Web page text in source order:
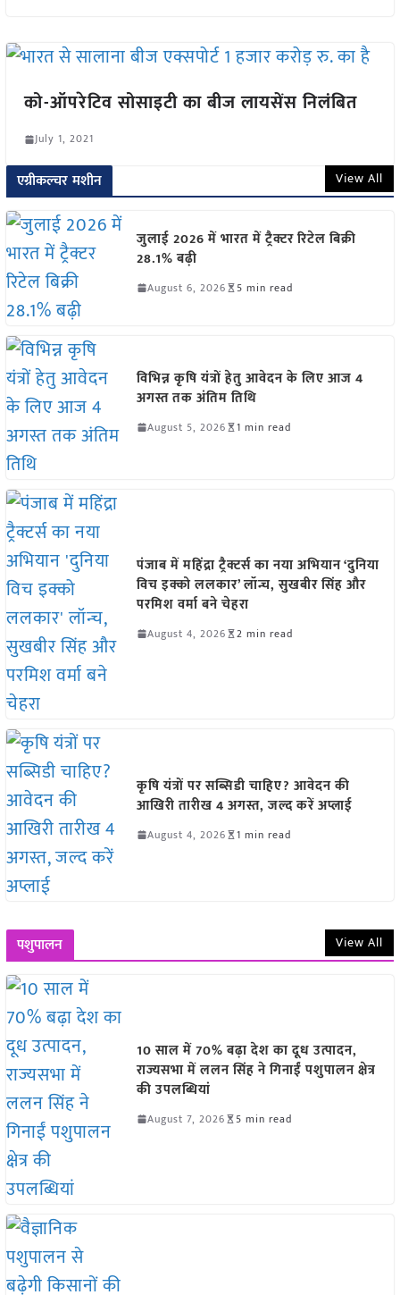
को-ऑपरेटिव सोसाइटी का बीज लायसेंस निलंबित
July 1, 2021
एग्रीकल्चर मशीन View All
जुलाई 2026 में भारत में ट्रैक्टर रिटेल बिक्री
28.1% बढ़ी
August 6, 2026 5 min read
विभिन्न कृषि यंत्रों हेतु आवेदन के लिए आज 4
अगस्त तक अंतिम तिथि
August 5, 2026 1 min read
पंजाब में महिंद्रा ट्रैक्टर्स का नया अभियान ‘दुनिया
विच इक्को ललकार’ लॉन्च, सुखबीर सिंह और
परमिश वर्मा बने चेहरा
August 4, 2026 2 min read
कृषि यंत्रों पर सब्सिडी चाहिए? आवेदन की
आखिरी तारीख 4 अगस्त, जल्द करें अप्लाई
August 4, 2026 1 min read
पशुपालन View All
10 साल में 70% बढ़ा देश का दूध उत्पादन,
राज्यसभा में ललन सिंह ने गिनाईं पशुपालन क्षेत्र
की उपलब्धियां
August 7, 2026 5 min read